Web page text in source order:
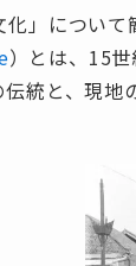
化」につい
）とは、15
統と、現